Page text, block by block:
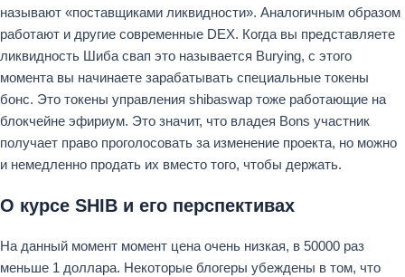
называют «поставщиками ликвидности». Аналогичным образом
работают и другие современные DEX. Когда вы представляете
ликвидность Шиба свап это называется Burying, с этого
момента вы начинаете зарабатывать специальные токены
бонс. Это токены управления shibaswap тоже работающие на
блокчейне эфириум. Это значит, что владея Bons участник
получает право проголосовать за изменение проекта, но можно
и немедленно продать их вместо того, чтобы держать.
О курсе SHIB и его перспективах
На данный момент момент цена очень низкая, в 50000 раз
меньше 1 доллара. Некоторые блогеры убеждены в том, что